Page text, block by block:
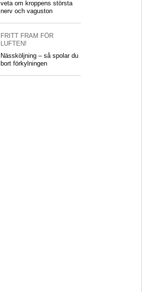
veta om kroppens största
nerv och vaguston
FRITT FRAM FÖR
LUFTEN!
Nässköljning – så spolar du
bort förkylningen